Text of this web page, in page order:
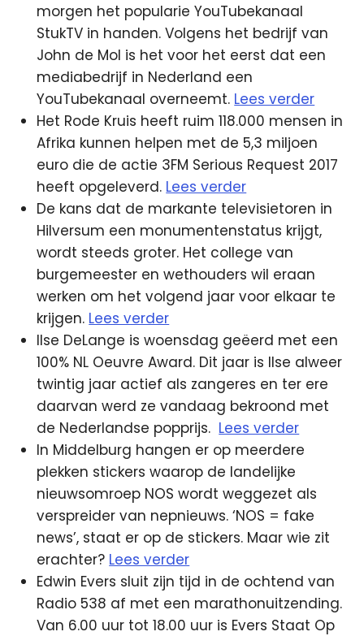
morgen het popularie YouTubekanaal
StukTV in handen. Volgens het bedrijf van
John de Mol is het voor het eerst dat een
mediabedrijf in Nederland een
YouTubekanaal overneemt. Lees verder
Het Rode Kruis heeft ruim 118.000 mensen in
Afrika kunnen helpen met de 5,3 miljoen
euro die de actie 3FM Serious Request 2017
heeft opgeleverd. Lees verder
De kans dat de markante televisietoren in
Hilversum een monumentenstatus krijgt,
wordt steeds groter. Het college van
burgemeester en wethouders wil eraan
werken om het volgend jaar voor elkaar te
krijgen. Lees verder
Ilse DeLange is woensdag geëerd met een
100% NL Oeuvre Award. Dit jaar is Ilse alweer
twintig jaar actief als zangeres en ter ere
daarvan werd ze vandaag bekroond met
de Nederlandse popprijs. Lees verder
In Middelburg hangen er op meerdere
plekken stickers waarop de landelijke
nieuwsomroep NOS wordt weggezet als
verspreider van nepnieuws. ‘NOS = fake
news’, staat er op de stickers. Maar wie zit
erachter? Lees verder
Edwin Evers sluit zijn tijd in de ochtend van
Radio 538 af met een marathonuitzending.
Van 6.00 uur tot 18.00 uur is Evers Staat Op